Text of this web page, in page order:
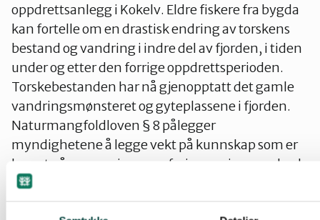
oppdrettsanlegg i Kokelv. Eldre fiskere fra bygda
kan fortelle om en drastisk endring av torskens
bestand og vandring i indre del av fjorden, i tiden
under og etter den forrige oppdrettsperioden.
Torskebestanden har nå gjenopptatt det gamle
vandringsmønsteret og gyteplassene i fjorden.
Naturmangfoldloven § 8 pålegger
myndighetene å legge vekt på kunnskap som er
basert på generasjoners erfaringer gjennom bruk
av og samspill med naturen.